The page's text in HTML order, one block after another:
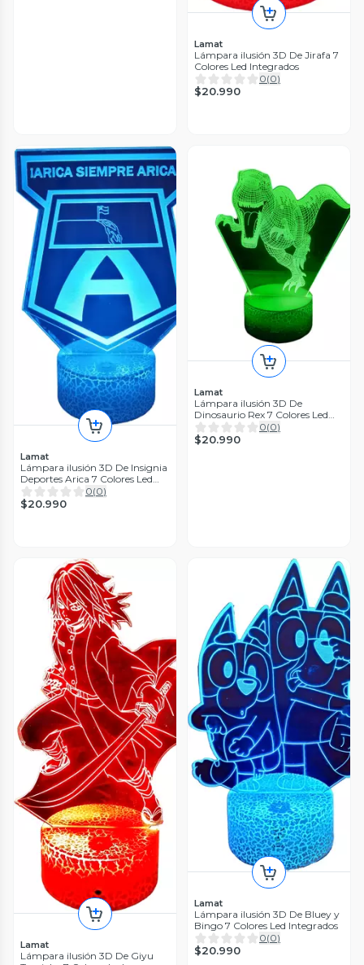
Lamat
Lámpara ilusión 3D De Jirafa 7
Colores Led Integrados
0(0)
$20.990
Lamat
Lámpara ilusión 3D De Insignia
Deportes Arica 7 Colores Led
Integrados
0(0)
$20.990
Lamat
Lámpara ilusión 3D De
Dinosaurio Rex 7 Colores Led
Integrados
0(0)
$20.990
Lamat
Lámpara ilusión 3D De Giyu
Lamat
Lámpara ilusión 3D De Bluey y
Bingo 7 Colores Led Integrados
0(0)
$20.990